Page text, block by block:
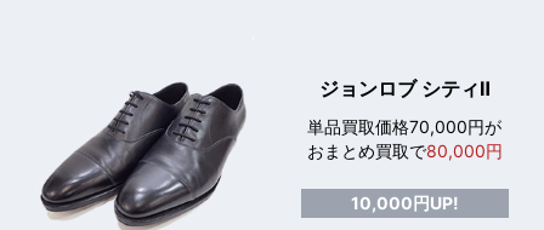
ジョンロブ シティⅡ
単品買取価格70,000円が
おまとめ買取で80,000円
10,000円UP!